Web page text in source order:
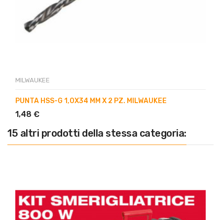
MILWAUKEE
PUNTA HSS-G 1,0X34 MM X 2 PZ. MILWAUKEE
1,48 €
15 altri prodotti della stessa categoria: